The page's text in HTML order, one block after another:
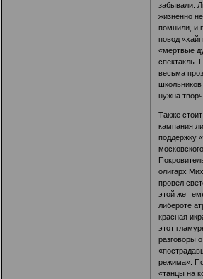
забывали.
жизненно
помнили, и
повод
«мертвые
спектакль.
весьма
школьников
нужна
Также
кампания
поддержку
олигарх
провел
этой же
либероте
красная
этот
разговоры
режима».
«танцы на